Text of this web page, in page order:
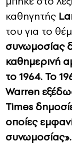
καθηγητής
του για το
συνωμοσίας
καθημερινή
το 1964. Το
Warren
Times
οποίες
συνωμοσίας».